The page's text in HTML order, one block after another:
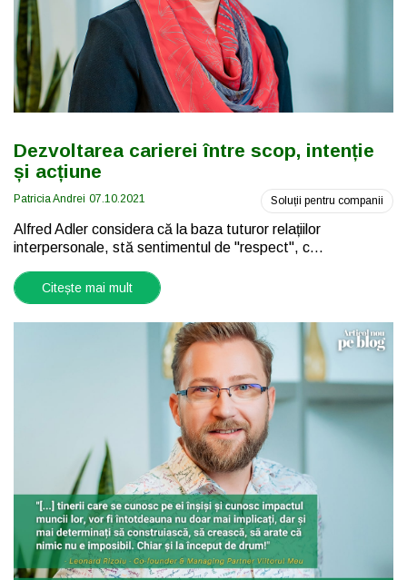
Dezvoltarea carierei între scop, intenție
și acțiune
Patricia Andrei 07.10.2021 Soluții pentru companii
Alfred Adler considera că la baza tuturor relațiilor
interpersonale, stă sentimentul de "respect", c...
Citește mai mult